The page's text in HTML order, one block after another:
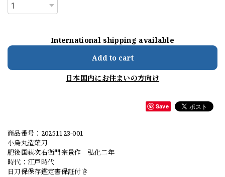
International shipping available
Add to cart
日本国内にお住まいの方向け
Save
商品番号：20251123-001
小烏丸造薙刀
肥後国荻次右衛門宗景作 弘化二年
時代：江戸時代
日刀保保存鑑定書保証付き